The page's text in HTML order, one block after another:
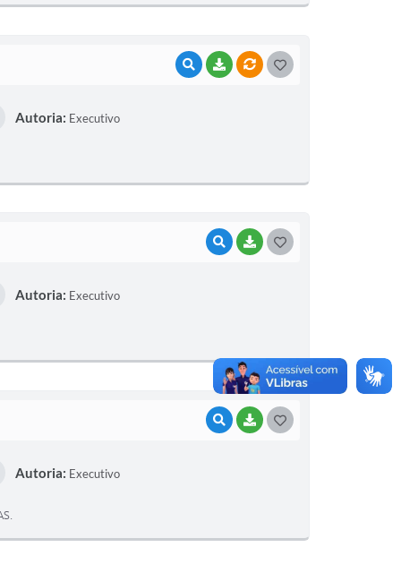
VISUALIZAR
BAIXARVÍNCULOS
Autoria: Executivo
VISUALIZAR
BAIXAR
I
Autoria: Executivo
VISUALIZAR
BAIXAR
Autoria: Executivo